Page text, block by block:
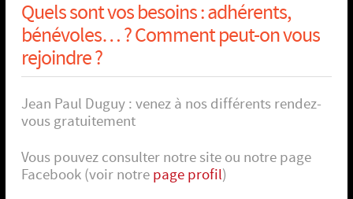
Quels sont vos besoins : adhérents,
bénévoles… ? Comment peut-on vous
rejoindre ?
Jean Paul Duguy : venez à nos différents rendez-
vous gratuitement
Vous pouvez consulter notre site ou notre page
Facebook (voir notre page profil)